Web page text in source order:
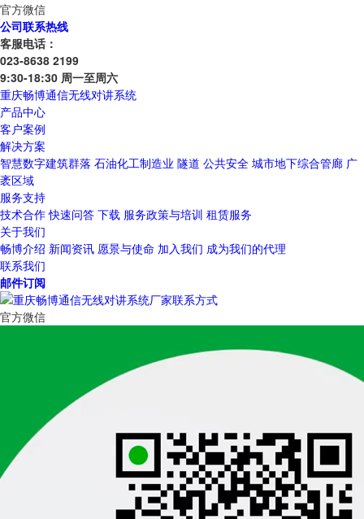
官方微信
公司联系热线
客服电话：
023-8638 2199
9:30-18:30 周一至周六
重庆畅博通信无线对讲系统
产品中心
客户案例
解决方案
智慧数字建筑群落 石油化工制造业 隧道 公共安全 城市地下综合管廊 广
袤区域
服务支持
技术合作 快速问答 下载 服务政策与培训 租赁服务
关于我们
畅博介绍 新闻资讯 愿景与使命 加入我们 成为我们的代理
联系我们
邮件订阅
官方微信